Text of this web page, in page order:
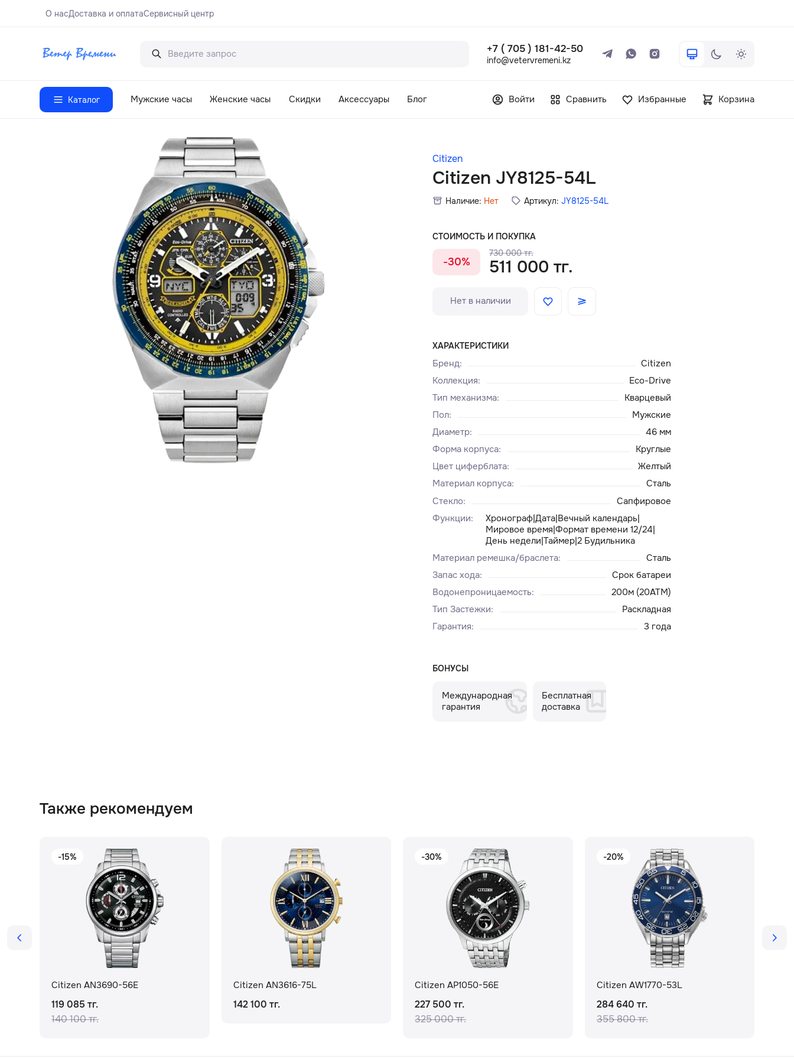
О насДоставка и оплатаСервисный центр
+7 ( 705 ) 181-42-50
info@vetervremeni.kz
Каталог Мужские часы Женские часы Скидки Аксессуары Блог Войти Сравнить Избранные Корзина
Citizen
Citizen JY8125-54L
Наличие: Нет Артикул: JY8125-54L
СТОИМОСТЬ И ПОКУПКА
-30%
730 000 тг.
511 000 тг.
Нет в наличии
ХАРАКТЕРИСТИКИ
Бренд:
Citizen
Коллекция:
Eco-Drive
Тип механизма:
Кварцевый
Пол:
Мужские
Диаметр:
46 мм
Форма корпуса:
Круглые
Цвет циферблата:
Желтый
Материал корпуса:
Сталь
Стекло:
Сапфировое
Функции:
Хронограф|Дата|Вечный календарь|
Мировое время|Формат времени 12/24|
День недели|Таймер|2 Будильника
Материал ремешка/браслета:
Сталь
Запас хода:
Срок батареи
Водонепроницаемость:
200м (20ATM)
Тип Застежки:
Раскладная
Гарантия: 3 года
БОНУСЫ
Международная
гарантия
Бесплатная
доставка
Также рекомендуем
-15%
Citizen AN3690-56E
119 085 тг.
140 100 тг.
Citizen AN3616-75L
142 100 тг.
-30%
Citizen AP1050-56E
227 500 тг.
325 000 тг.
-20%
Citizen AW1770-53L
284 640 тг.
355 800 тг.
+7 ( 705 ) 181-42-50
Каталог
О нас
Доставка и оплата
Сервисный центр